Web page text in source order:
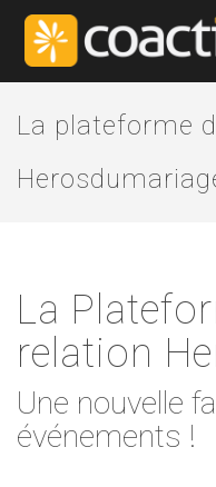
La plateforme
La
relation
Une nouvelle
événements !